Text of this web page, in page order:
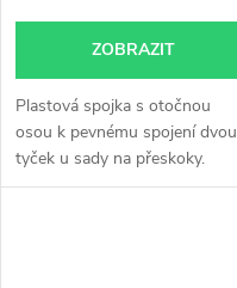
ZOBRAZIT
Plastová spojka s otočnou
osou k pevnému spojení dvou
tyček u sady na přeskoky.